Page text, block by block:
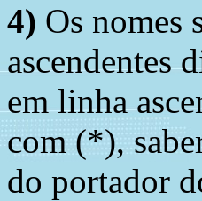
4) Os nomes
ascendentes
em linha
com (*),
do portador